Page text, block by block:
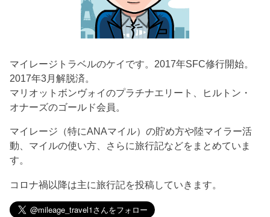
マイレージトラベルのケイです。2017年SFC修行開始。
2017年3月解脱済。
マリオットボンヴォイのプラチナエリート、ヒルトン・
オナーズのゴールド会員。
マイレージ（特にANAマイル）の貯め方や陸マイラー活
動、マイルの使い方、さらに旅行記などをまとめていま
す。
コロナ禍以降は主に旅行記を投稿していきます。